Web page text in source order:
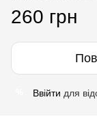
260 грн
Ввійти для